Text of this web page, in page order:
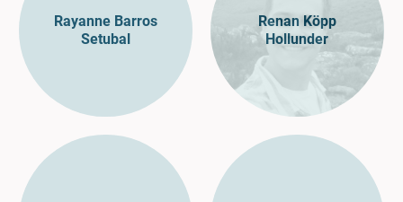
Rayanne Barros
Setubal
Renan Köpp
Hollunder